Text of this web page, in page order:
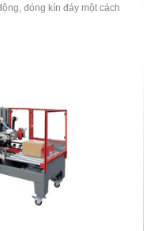
đóng kín đáy một cách